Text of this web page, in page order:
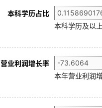
本科学历占比
本科学历及以
营业利润增长率
本年营业利润